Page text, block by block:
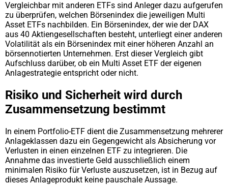
Vergleichbar mit anderen ETFs sind Anleger dazu aufgerufen
zu überprüfen, welchen Börsenindex die jeweiligen Multi
Asset ETFs nachbilden. Ein Börsenindex, der wie der DAX
aus 40 Aktiengesellschaften besteht, unterliegt einer anderen
Volatilität als ein Börsenindex mit einer höheren Anzahl an
börsennotierten Unternehmen. Erst dieser Vergleich gibt
Aufschluss darüber, ob ein Multi Asset ETF der eigenen
Anlagestrategie entspricht oder nicht.
Risiko und Sicherheit wird durch
Zusammensetzung bestimmt
In einem Portfolio-ETF dient die Zusammensetzung mehrerer
Anlageklassen dazu ein Gegengewicht als Absicherung vor
Verlusten in einen einzelnen ETF zu integrieren. Die
Annahme das investierte Geld ausschließlich einem
minimalen Risiko für Verluste auszusetzen, ist in Bezug auf
dieses Anlageprodukt keine pauschale Aussage.